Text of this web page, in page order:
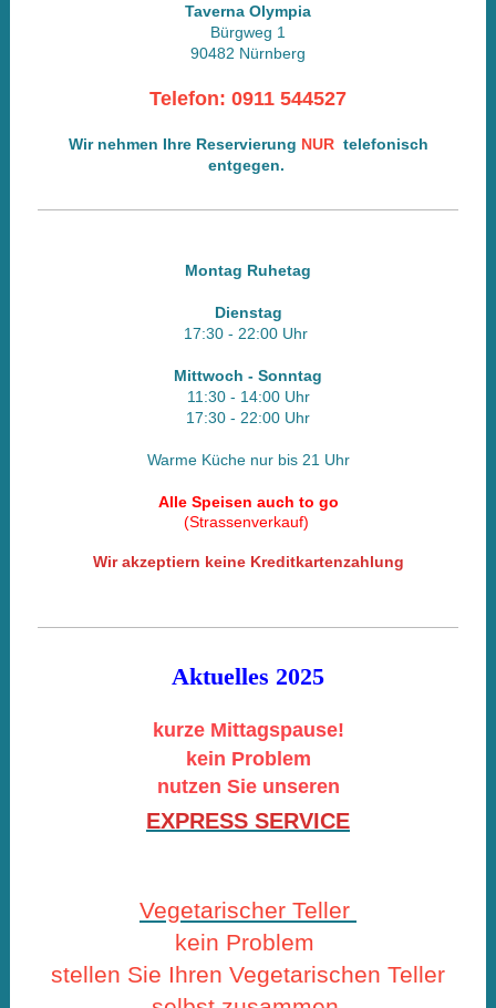
Taverna Olympia
Bürgweg 1
90482 Nürnberg
Telefon: 0911 544527
Wir nehmen Ihre Reservierung NURtelefonisch
entgegen.
Montag Ruhetag
Dienstag
17:30 - 22:00 Uhr
Mittwoch - Sonntag
11:30 - 14:00 Uhr
17:30 - 22:00 Uhr
Warme Küche nur bis 21 Uhr
Alle Speisen auch to go
(Strassenverkauf)
Wir akzeptiern keine Kreditkartenzahlung
Aktuelles 2025
kurze Mittagspause!
kein Problem
nutzen Sie unseren
EXPRESS SERVICE
Vegetarischer Teller
kein Problem
stellen Sie Ihren Vegetarischen Teller